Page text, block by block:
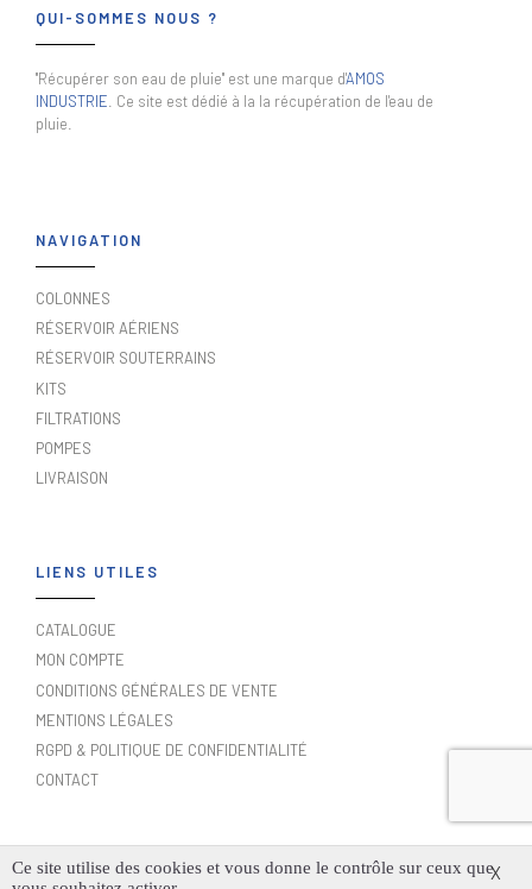
QUI-SOMMES NOUS ?
"Récupérer son eau de pluie" est une marque d'AMOS
INDUSTRIE . Ce site est dédié à la la récupération de l'eau de
pluie.
NAVIGATION
COLONNES
RÉSERVOIR AÉRIENS
RÉSERVOIR SOUTERRAINS
KITS
FILTRATIONS
POMPES
LIVRAISON
LIENS UTILES
CATALOGUE
MON COMPTE
CONDITIONS GÉNÉRALES DE VENTE
MENTIONS LÉGALES
RGPD & POLITIQUE DE CONFIDENTIALITÉ
CONTACT
X
Ce site utilise des cookies et vous donne le contrôle sur ceux que